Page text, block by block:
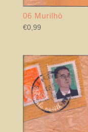
06 Murilhò
€0,99